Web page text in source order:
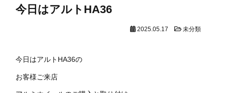
今日はアルトHA36
2025.05.17 未分類
今日はアルトHA36の
お客様ご来店